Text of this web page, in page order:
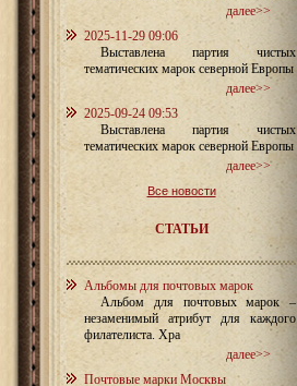
далее>>
2025-11-29 09:06
Выставлена партия чистых
тематических марок северной Европы
далее>>
2025-09-24 09:53
Выставлена партия чистых
тематических марок северной Европы
далее>>
Все новости
СТАТЬИ
Альбомы для почтовых марок
Альбом для почтовых марок –
незаменимый атрибут для каждого
филателиста. Хра
далее>>
Почтовые марки Москвы